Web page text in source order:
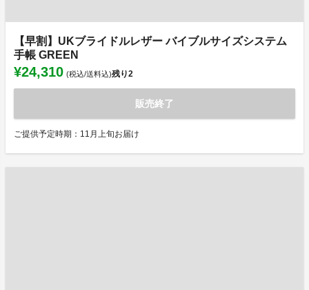
【早割】UKブライドルレザー バイブルサイズシステム
手帳 GREEN
¥24,310 (税込/送料込)残り2
販売終了
ご提供予定時期：11月上旬お届け